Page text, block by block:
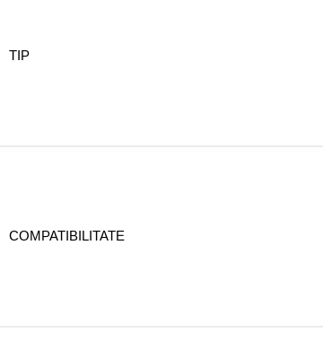
TIP
COMPATIBILITATE